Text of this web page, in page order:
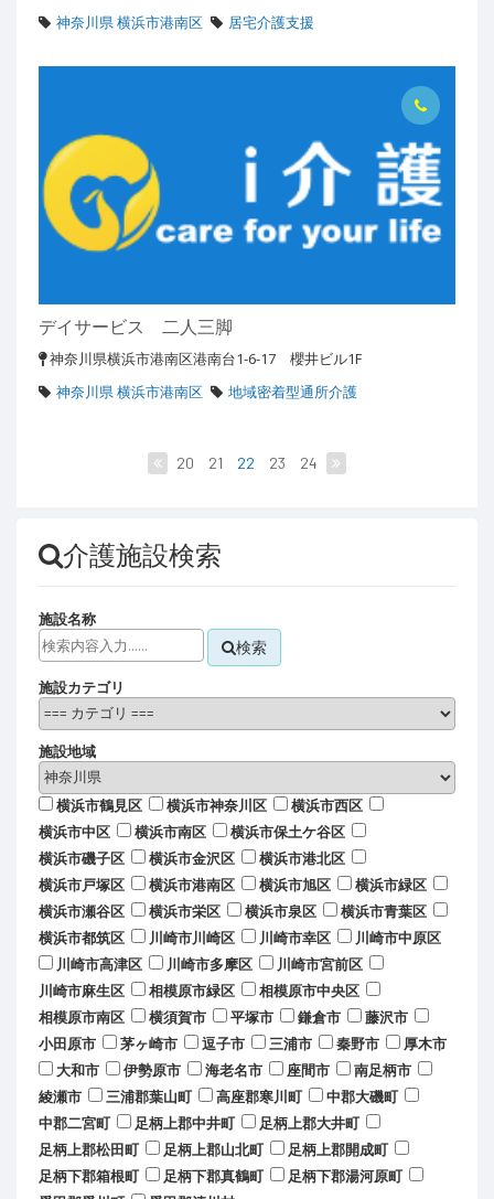
神奈川県 横浜市港南区
居宅介護支援
デイサービス 二人三脚
神奈川県横浜市港南区港南台1-6-17 櫻井ビル1F
神奈川県 横浜市港南区
地域密着型通所介護
20 21 22 23 24
介護施設検索
施設名称
検索
施設カテゴリ
施設地域
横浜市鶴見区 横浜市神奈川区
横浜市西区
横浜市中区
横浜市南区
横浜市保土ケ谷区
横浜市磯子区
横浜市金沢区
横浜市港北区
横浜市戸塚区
横浜市港南区 横浜市旭区
横浜市緑区
横浜市瀬谷区
横浜市栄区 横浜市泉区
横浜市青葉区
横浜市都筑区
川崎市川崎区 川崎市幸区
川崎市中原区
川崎市高津区
川崎市多摩区
川崎市宮前区
川崎市麻生区
相模原市緑区
相模原市中央区
相模原市南区
横須賀市 平塚市 鎌倉市
藤沢市
小田原市
茅ヶ崎市 逗子市 三浦市 秦野市
厚木市
大和市
伊勢原市 海老名市 座間市
南足柄市
綾瀬市
三浦郡葉山町 高座郡寒川町
中郡大磯町
中郡二宮町
足柄上郡中井町
足柄上郡大井町
足柄上郡松田町
足柄上郡山北町
足柄上郡開成町
足柄下郡箱根町
足柄下郡真鶴町
足柄下郡湯河原町